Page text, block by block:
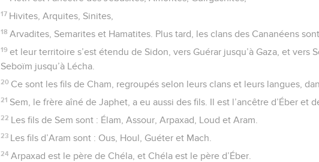
17 Hivites, Arquites, Sinites,
18 Arvadites, Semarites et Hamatites. Plus tard, les clans des Cananéens
19 et leur territoire s’est étendu de Sidon, vers Guérar jusqu’à Gaza, et vers
Seboïm jusqu’à Lécha.
20 Ce sont les fils de Cham, regroupés selon leurs clans et leurs langues,
21 Sem, le frère aîné de Japhet, a eu aussi des fils. Il est l’ancêtre d’Éber et
22 Les fils de Sem sont : Élam, Assour, Arpaxad, Loud et Aram.
23 Les fils d’Aram sont : Ous, Houl, Guéter et Mach.
24 Arpaxad est le père de Chéla, et Chéla est le père d’Éber.